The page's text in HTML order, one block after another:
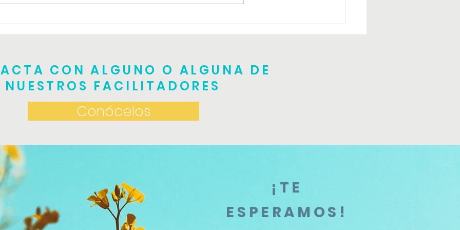
Taller de TRE teórico
CON ALGUNO O ALGUNA DE
NUESTROS FACILITADORES
Conócelos
¡TE
ESPERAMOS!